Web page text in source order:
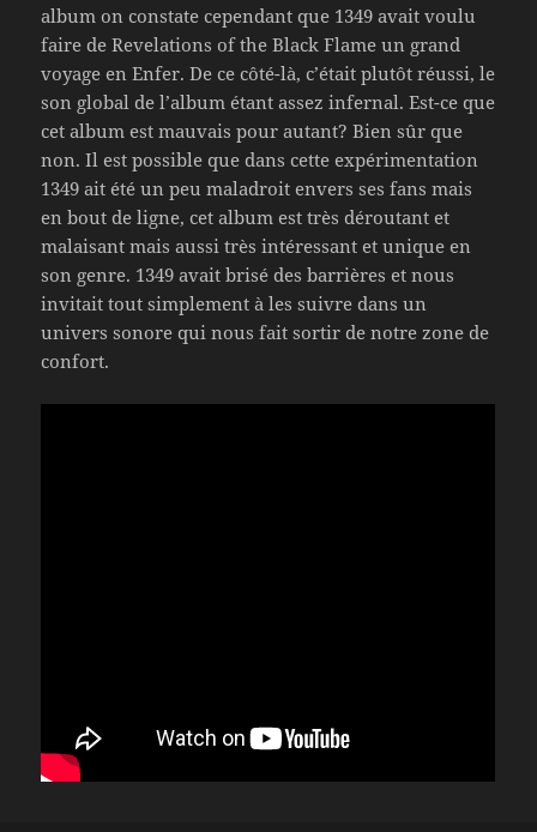
album on constate cependant que 1349 avait voulu
faire de Revelations of the Black Flame un grand
voyage en Enfer. De ce côté-là, c’était plutôt réussi, le
son global de l’album étant assez infernal. Est-ce que
cet album est mauvais pour autant? Bien sûr que
non. Il est possible que dans cette expérimentation
1349 ait été un peu maladroit envers ses fans mais
en bout de ligne, cet album est très déroutant et
malaisant mais aussi très intéressant et unique en
son genre. 1349 avait brisé des barrières et nous
invitait tout simplement à les suivre dans un
univers sonore qui nous fait sortir de notre zone de
confort.